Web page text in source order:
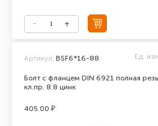
Болт с фланцем DIN 6921 полная
кл.пр. 8.8 цинк
Артикул: BSF6*16-88 Ед.
405.00 ₽